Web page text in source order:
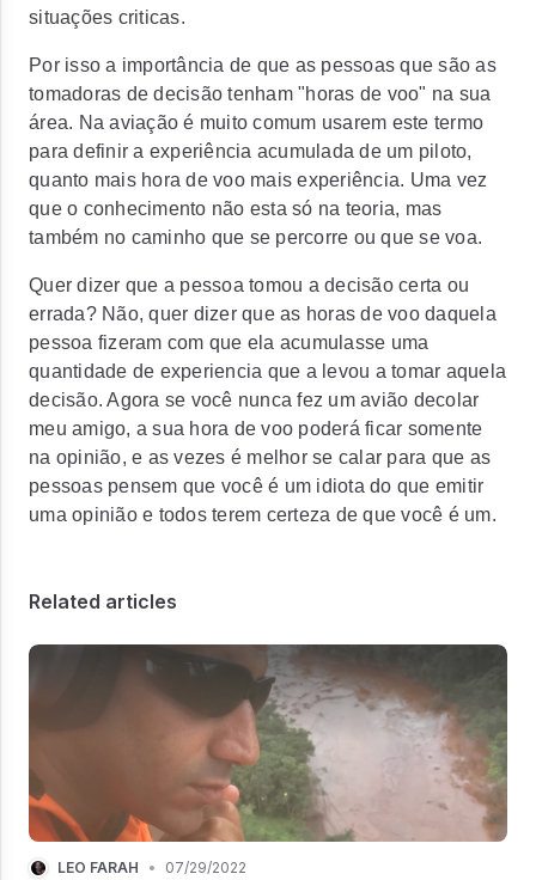
situações criticas.
Por isso a importância de que as pessoas que são as
tomadoras de decisão tenham "horas de voo" na sua
área. Na aviação é muito comum usarem este termo
para definir a experiência acumulada de um piloto,
quanto mais hora de voo mais experiência. Uma vez
que o conhecimento não esta só na teoria, mas
também no caminho que se percorre ou que se voa.
Quer dizer que a pessoa tomou a decisão certa ou
errada? Não, quer dizer que as horas de voo daquela
pessoa fizeram com que ela acumulasse uma
quantidade de experiencia que a levou a tomar aquela
decisão. Agora se você nunca fez um avião decolar
meu amigo, a sua hora de voo poderá ficar somente
na opinião, e as vezes é melhor se calar para que as
pessoas pensem que você é um idiota do que emitir
uma opinião e todos terem certeza de que você é um.
Related articles
LÉO FARAH • 07/29/2022